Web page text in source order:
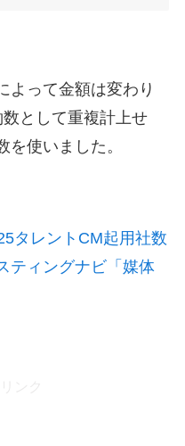
よって金額は変わり
として重複計上せ
使いました。
タレントCM起用社数
ティングナビ「媒体